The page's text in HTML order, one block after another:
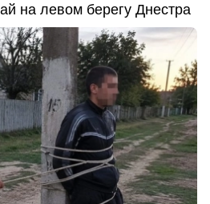
на левом берегу Днестра